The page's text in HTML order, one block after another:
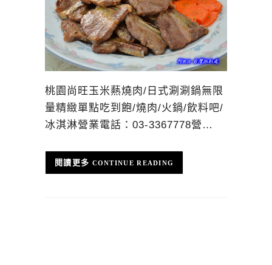
桃園尚旺玉米爇燒肉/日式涮涮鍋無限
量精緻單點吃到飽/燒肉/火鍋/飲料吧/
冰淇淋營業電話：03-3367778營…
CONTINUE READING